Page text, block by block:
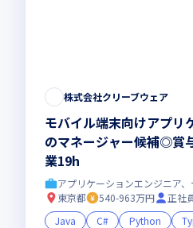
株式会社クリーブウェア
モバイル端末向けアプ
のマネージャー候補◎賞
業19h
アプリケーションエンジニア
東京都
540-963万円
正社
Java
C# Python